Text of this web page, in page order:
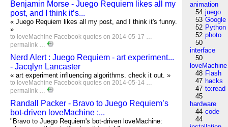
Benjamin Morse - Juego Requiem likes all my
post, and I think it’s...
« Juego Requiem likes all my post, and I think it's funny.
»
to loveMachine Facebook quotes on 2014-05-17 …
permalink …
Nerd Alert : Juego Requiem - art experiment...
- Jacqlyn Lancaster
« art experiment influencing algorithms. check it out. »
to loveMachine Facebook quotes on 2014-05-14 …
permalink …
Randall Packer - Bravo to Juego Requiem’s
bot-driven loveMachine :...
"Bravo to Juego Requiem's bot-driven loveMachine:
animation
54 juego
53 Google
52 Python
52 photo
50
interface
50
loveMachine
48 Flash
47 hacks
47 to:read
45
hardware
44 code
44